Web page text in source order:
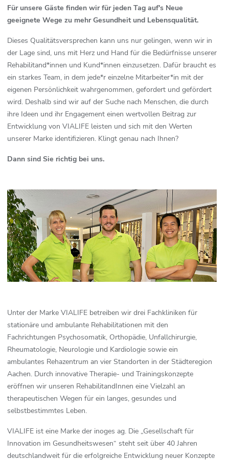
Für unsere Gäste finden wir für jeden Tag auf's Neue
geeignete Wege zu mehr Gesundheit und Lebensqualität.
Dieses Qualitätsversprechen kann uns nur gelingen, wenn wir in
der Lage sind, uns mit Herz und Hand für die Bedürfnisse unserer
Rehabilitand*innen und Kund*innen einzusetzen. Dafür braucht es
ein starkes Team, in dem jede*r einzelne Mitarbeiter*in mit der
eigenen Persönlichkeit wahrgenommen, gefordert und gefördert
wird. Deshalb sind wir auf der Suche nach Menschen, die durch
ihre Ideen und ihr Engagement einen wertvollen Beitrag zur
Entwicklung von VIALIFE leisten und sich mit den Werten
unserer Marke identifizieren. Klingt genau nach Ihnen?
Dann sind Sie richtig bei uns.
Unter der Marke VIALIFE betreiben wir drei Fachkliniken für
stationäre und ambulante Rehabilitationen mit den
Fachrichtungen Psychosomatik, Orthopädie, Unfallchirurgie,
Rheumatologie, Neurologie und Kardiologie sowie ein
ambulantes Rehazentrum an vier Standorten in der Städteregion
Aachen. Durch innovative Therapie- und Trainingskonzepte
eröffnen wir unseren RehabilitandInnen eine Vielzahl an
therapeutischen Wegen für ein langes, gesundes und
selbstbestimmtes Leben.
VIALIFE ist eine Marke der inoges ag. Die „Gesellschaft für
Innovation im Gesundheitswesen“ steht seit über 40 Jahren
deutschlandweit für die erfolgreiche Entwicklung neuer Konzepte